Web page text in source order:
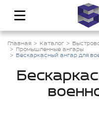
Главная Каталог
Промышленные ангары
Бескаркасный ангар для